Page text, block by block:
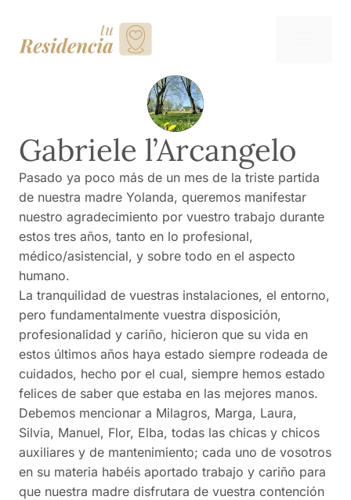
contenido
Gabriele l’Arcangelo
Pasado ya poco más de un mes de la triste partida
de nuestra madre Yolanda, queremos manifestar
nuestro agradecimiento por vuestro trabajo durante
estos tres años, tanto en lo profesional,
médico/asistencial, y sobre todo en el aspecto
humano.
La tranquilidad de vuestras instalaciones, el entorno,
pero fundamentalmente vuestra disposición,
profesionalidad y cariño, hicieron que su vida en
estos últimos años haya estado siempre rodeada de
cuidados, hecho por el cual, siempre hemos estado
felices de saber que estaba en las mejores manos.
Debemos mencionar a Milagros, Marga, Laura,
Silvia, Manuel, Flor, Elba, todas las chicas y chicos
auxiliares y de mantenimiento; cada uno de vosotros
en su materia habéis aportado trabajo y cariño para
que nuestra madre disfrutara de vuestra contención